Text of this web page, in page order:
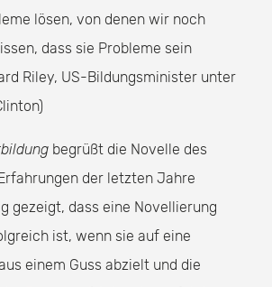
lösen, von denen wir noch
dass sie Probleme sein
Riley, US-Bildungsminister unter
begrüßt die Novelle des
der letzten Jahre
gezeigt, dass eine Novellierung
ist, wenn sie auf eine
einem Guss abzielt und die